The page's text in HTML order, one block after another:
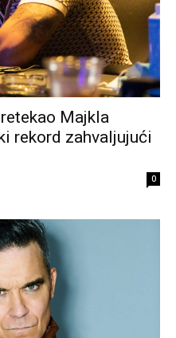
Majkla
rekord zahvaljujući
0